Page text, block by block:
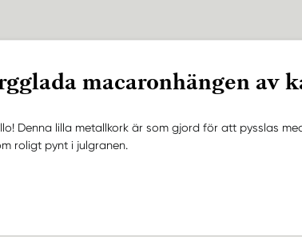
macaronhängen av
Denna lilla metallkork är som gjord för att pysslas
roligt pynt i julgranen.